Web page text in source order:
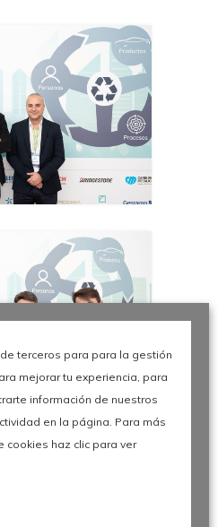
terceros para para la gestión
mejorar tu experiencia, para
información de nuestros
en la página. Para más
cookies haz clic para ver